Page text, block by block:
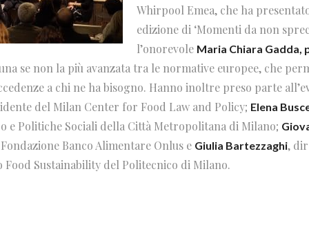
Whirpool Emea, che ha
edizione di ‘Momenti da non
l’onorevole Maria Chiara Gadda,
se non la più avanzata tra le normative europee, che
a chi ne ha bisogno. Hanno inoltre preso parte
del Milan Center for Food Law and Policy; Elena
e Politiche Sociali della Città Metropolitana di Milano;
Banco Alimentare Onlus e Giulia Bartezzaghi,
Food Sustainability del Politecnico di Milano.